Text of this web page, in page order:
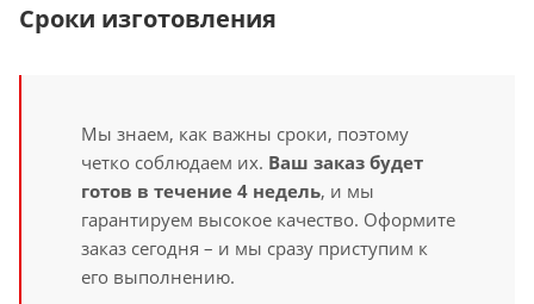
Сроки изготовления
Мы знаем, как важны сроки, поэтому
четко соблюдаем их. Ваш заказ будет
готов в течение 4 недель, и мы
гарантируем высокое качество. Оформите
заказ сегодня – и мы сразу приступим к
его выполнению.